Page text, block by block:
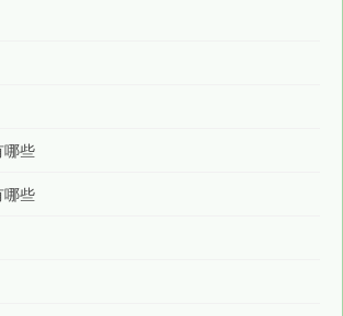
哪些
哪些